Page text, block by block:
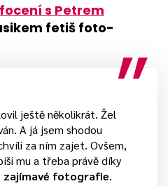
focení s Petrem
fetiš foto-
ještě několikrát. Žel
A já jsem shodou
za ním zajet. Ovšem,
mu a třeba právě díky
zajímavé fotografie.